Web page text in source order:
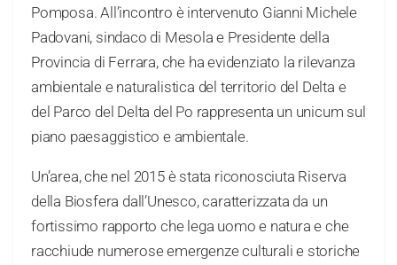
Pomposa. All’incontro è intervenuto Gianni Michele
Padovani, sindaco di Mesola e Presidente della
Provincia di Ferrara, che ha evidenziato la rilevanza
ambientale e naturalistica del territorio del Delta e
del Parco del Delta del Po rappresenta un unicum sul
piano paesaggistico e ambientale.
Un’area, che nel 2015 è stata riconosciuta Riserva
della Biosfera dall’Unesco, caratterizzata da un
fortissimo rapporto che lega uomo e natura e che
racchiude numerose emergenze culturali e storiche